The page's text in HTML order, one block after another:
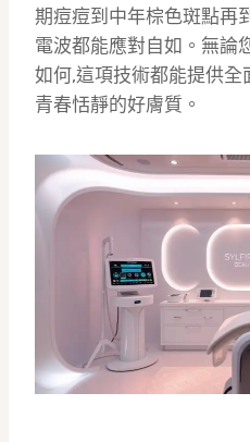
期痘痘到中年棕色斑點再
電波都能應對自如。無論
如何,這項技術都能提供
青春恬靜的好膚質。